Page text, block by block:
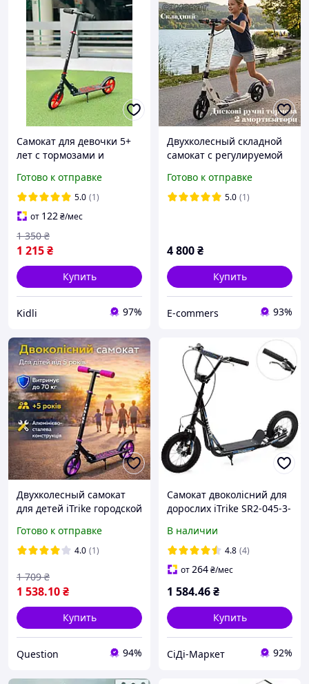
Самокат для девочки 5+
лет с тормозами и
складной Самокат iTrike с
большими колесами 20см
Красный до 70 кг
Готово к отправке
5.0 (1)
от 122₴/мес
1 215₴
1 350 ₴
Купить
Kidli 97%
Двухколесный складной
самокат с регулируемой
амортизаторами 2 шт,
Самокат алюминиевый с
Готово к отправке
5.0 (1)
4 800₴
Купить
E-commers 93%
Двухколесный самокат
для детей iTrike городской
колесами 20 см Красивый
складной самокат от 5 лет
Готово к отправке
4.0 (1)
1 538.10₴
1 709 ₴
Купить
Question 94%
Самокат двоколісний для
дорослих iTrike SR2-045-3-
рама: сталь, до 60 кг)
[Склад: Одеса №5]
В наличии
4.8 (4)
от264₴/мес
1 584.46₴
Купить
СіДі-Маркет 92%